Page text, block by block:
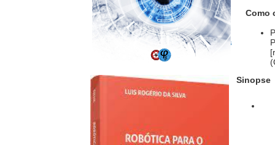
Como
Sinopse
Robotica e Processos
Formativos da epistemologia
aos kits
Robotica educacional e as
"competições"